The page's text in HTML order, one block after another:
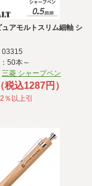
アモルトスリム細軸 シ
03315
50本～
三菱 シャープペン
税込1287円）
％以上引